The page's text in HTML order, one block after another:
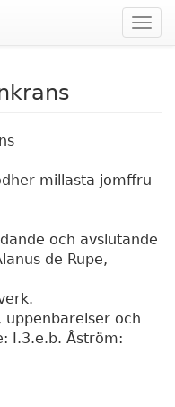
millasta jomffru
och avslutande
de Rupe,
och
I.3.e.b. Åström: